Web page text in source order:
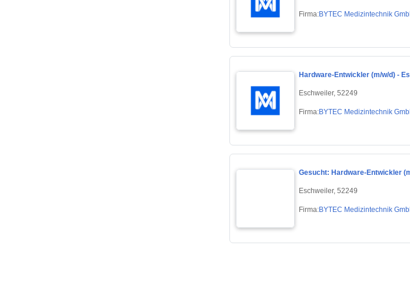
Firma:BYTEC Medizintechnik
Hardware-Entwickler (m/w/d) -
Eschweiler, 52249
Firma:BYTEC Medizintechnik
Gesucht: Hardware-Entwickler
Eschweiler, 52249
Firma:BYTEC Medizintechnik